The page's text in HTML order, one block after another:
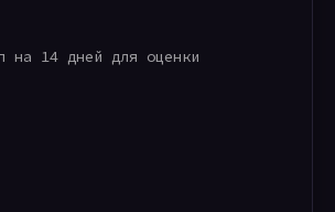
на 14 дней для оценки